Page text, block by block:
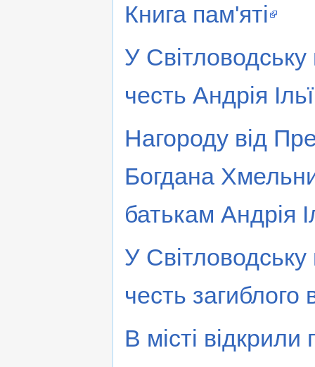
Книга пам'яті
У
честь Андрія
Нагороду від
Богдана
батькам Андрія
У Світловодську
честь загиблого
В місті